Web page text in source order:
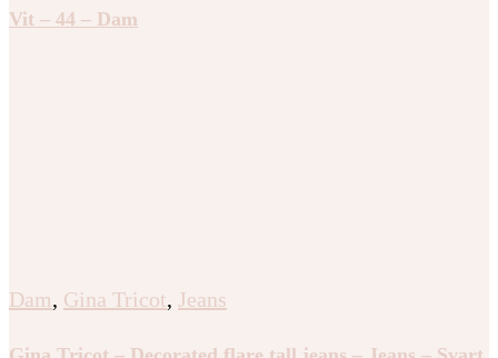
Vit – 44 – Dam
Dam, Gina Tricot, Jeans